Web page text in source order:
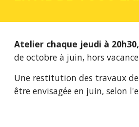
Atelier chaque jeudi à 20h30,
deoctobreà juin, hors
Une restitution des travaux
être envisagée en juin, selon